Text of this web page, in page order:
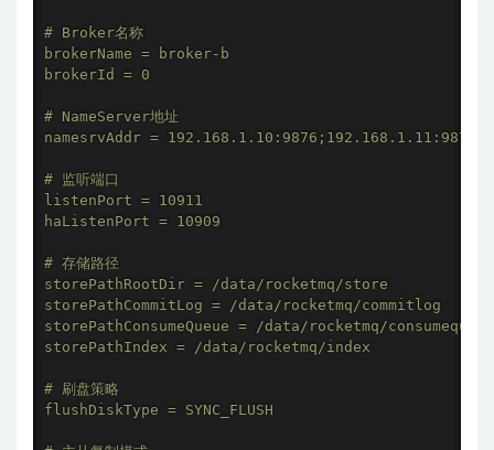
# Broker名称
brokerName = broker-b
brokerId = 0
# NameServer地址
namesrvAddr =
# 监听端口
listenPort = 10911
haListenPort = 10909
# 存储路径
storePathRootDir = /data/rocketmq/store
storePathCommitLog = /data/rocketmq/commitlog
storePathConsumeQueue = /data/rocketmq/consumequeue
storePathIndex = /data/rocketmq/index
# 刷盘策略
flushDiskType = SYNC_FLUSH